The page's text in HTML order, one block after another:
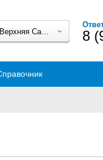
г. Верхняя Салда 8